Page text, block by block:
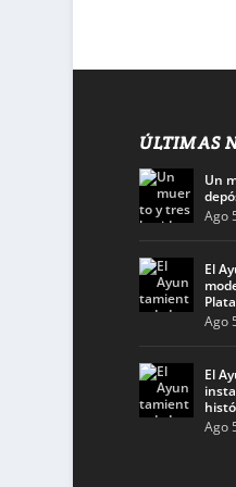
ÚLTIMAS
Un
Ago
El
Plata
Ago
El
Ago